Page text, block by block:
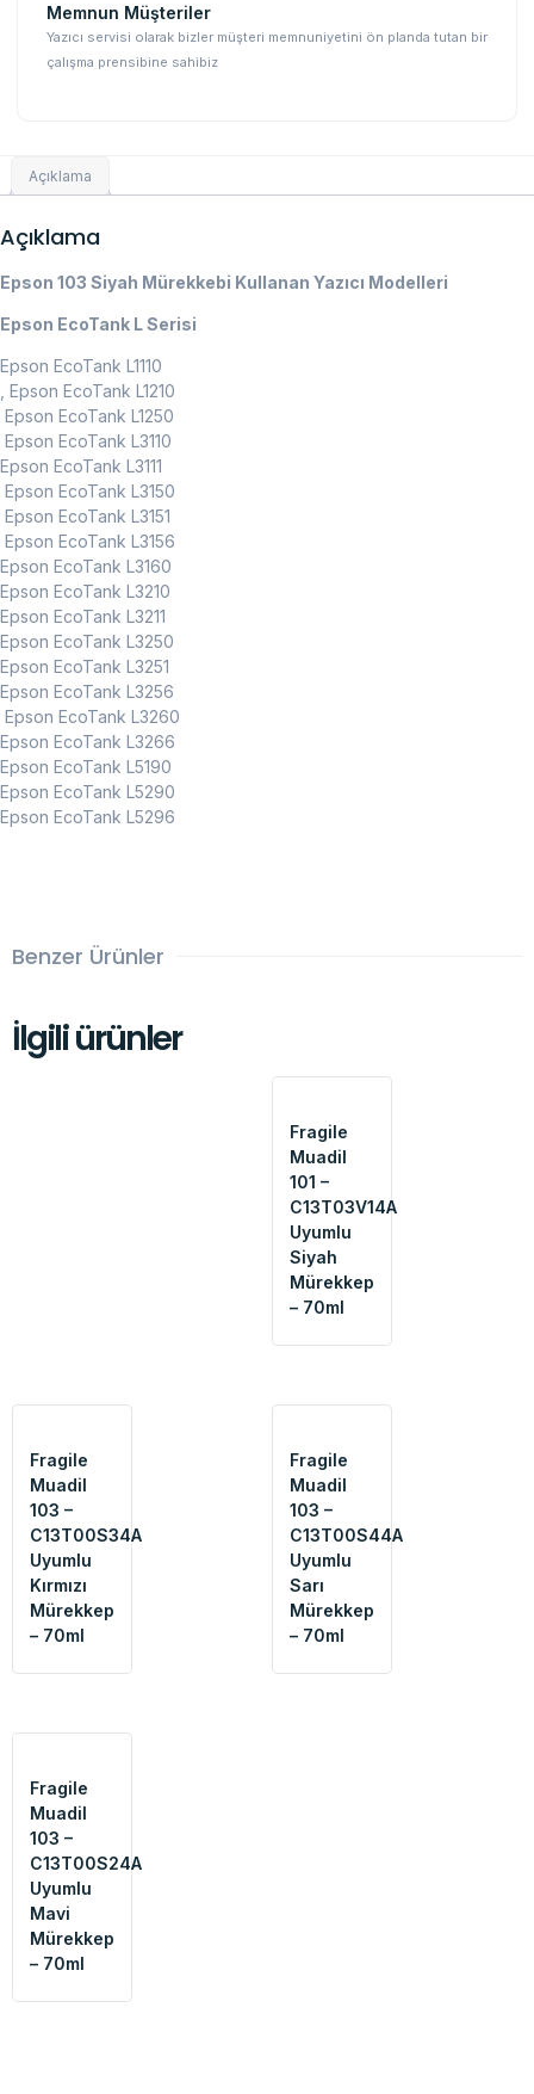
Memnun Müşteriler
Yazıcı servisi olarak bizler müşteri memnuniyetini ön planda tutan bir
çalışma prensibine sahibiz
Açıklama
Açıklama
Epson 103 Siyah Mürekkebi Kullanan Yazıcı Modelleri
Epson EcoTank L Serisi
Epson EcoTank L1110
, Epson EcoTank L1210
Epson EcoTank L1250
Epson EcoTank L3110
Epson EcoTank L3111
Epson EcoTank L3150
Epson EcoTank L3151
Epson EcoTank L3156
Epson EcoTank L3160
Epson EcoTank L3210
Epson EcoTank L3211
Epson EcoTank L3250
Epson EcoTank L3251
Epson EcoTank L3256
Epson EcoTank L3260
Epson EcoTank L3266
Epson EcoTank L5190
Epson EcoTank L5290
Epson EcoTank L5296
Benzer Ürünler
İlgili ürünler
Fragile
Muadil
101 –
C13T03V14A
Uyumlu
Siyah
Mürekkep
– 70ml
Fragile
Muadil
103 –
C13T00S34A
Uyumlu
Kırmızı
Mürekkep
– 70ml
Fragile
Muadil
103 –
C13T00S44A
Uyumlu
Sarı
Mürekkep
– 70ml
Fragile
Muadil
103 –
C13T00S24A
Uyumlu
Mavi
Mürekkep
– 70ml